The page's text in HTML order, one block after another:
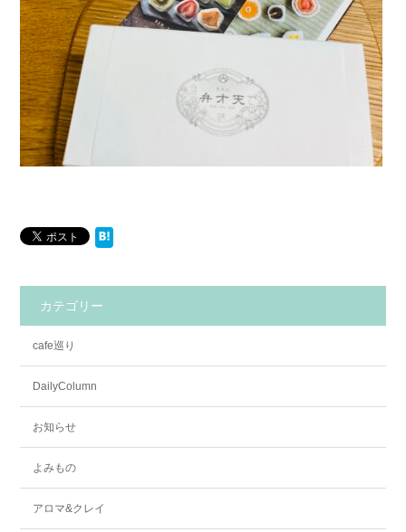
カテゴリー
cafe巡り
DailyColumn
お知らせ
よみもの
アロマ&クレイ